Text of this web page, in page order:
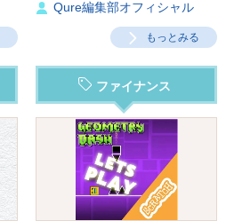
Qure編集部オフィシャル
もっとみる
ファイナンス